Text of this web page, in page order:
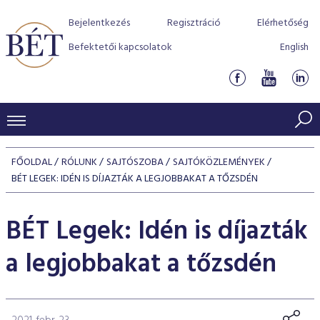
Bejelentkezés Regisztráció
Elérhetőség
Befektetői kapcsolatok
English
KERESKEDÉSI ADATOK
INDEXEK
Kötvényindexek
Jelzáloglevél indexek
Vállalati kötvény indexek
Kedvenc instrumentumok
Azonnali Piac
Részvények
Származékos piac
BEFEKTETŐK
Termékcsoportok
Indexek
Részvény szekció
Hitelpapír szekció
Szabályozás
BÉT szabályzatok
Befektetővédelem
Alkalmazott díjstruktúra
Elszámolás
KIBOCSÁTÓK
Részvény és vállalati kötvény tőzsdei bevezetését
program
BÉT Xtend - Részvénypiac egyszerűen
TŐZSDETAGOK
VENDOROK
FŐOLDAL RÓLUNK SAJTÓSZOBA SAJTÓKÖZLEMÉNYEK
BÉT LEGEK: IDÉN IS DÍJAZTÁK A LEGJOBBAKAT A TŐZSDÉN
BÉT Legek: Idén is díjazták
a legjobbakat a tőzsdén